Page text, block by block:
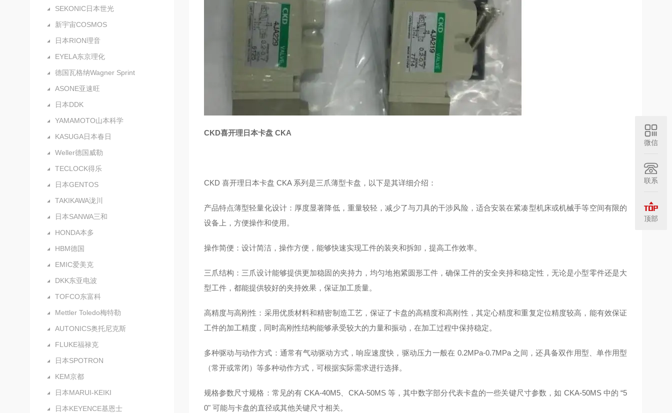
SEKONIC日本世光
新宇宙COSMOS
日本RION理音
EYELA东京理化
德国瓦格纳Wagner Sprint
ASONE亚速旺
日本DDK
YAMAMOTO山本科学
KASUGA日本春日
Weller德国威勒
TECLOCK得乐
日本GENTOS
TAKIKAWA泷川
日本SANWA三和
HONDA本多
HBM德国
EMIC爱美克
DKK东亚电波
TOFCO东富科
Mettler Toledo梅特勒
AUTONICS奥托尼克斯
FLUKE福禄克
日本SPOTRON
KEM京都
日本MARUI-KEIKI
日本KEYENCE基恩士
CKD喜开理日本卡盘 CKA
CKD 喜开理日本卡盘 CKA 系列是三爪薄型卡盘，以下是其详细介绍：
产品特点薄型轻量化设计：厚度显著降低，重量较轻，减少了与刀具的干涉风险，适合安装在紧凑型机床或机械手等空间有限的
设备上，方便操作和使用。
操作简便：设计简洁，操作方便，能够快速实现工件的装夹和拆卸，提高工作效率。
三爪结构：三爪设计能够提供更加稳固的夹持力，均匀地抱紧圆形工件，确保工件的安全夹持和稳定性，无论是小型零件还是大
型工件，都能提供较好的夹持效果，保证加工质量。
高精度与高刚性：采用优质材料和精密制造工艺，保证了卡盘的高精度和高刚性，其定心精度和重复定位精度较高，能有效保证
工件的加工精度，同时高刚性结构能够承受较大的力量和振动，在加工过程中保持稳定。
多种驱动与动作方式：通常有气动驱动方式，响应速度快，驱动压力一般在 0.2MPa-0.7MPa 之间，还具备双作用型、单作用型
（常开或常闭）等多种动作方式，可根据实际需求进行选择。
规格参数尺寸规格：常见的有 CKA-40M5、CKA-50MS 等，其中数字部分代表卡盘的一些关键尺寸参数，如 CKA-50MS 中的 “5
0" 可能与卡盘的直径或其他关键尺寸相关。
微信
联系
顶部